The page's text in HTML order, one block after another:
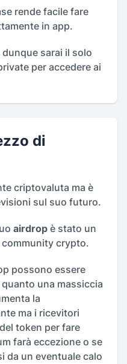
rende facile fare
in app.
sarai il solo
per accedere ai
di
criptovaluta ma è
sul suo futuro.
airdrop è stato un
community crypto.
possono essere
quanto una massiccia
la
ma i ricevitori
token per fare
farà eccezione o se
da un eventuale calo